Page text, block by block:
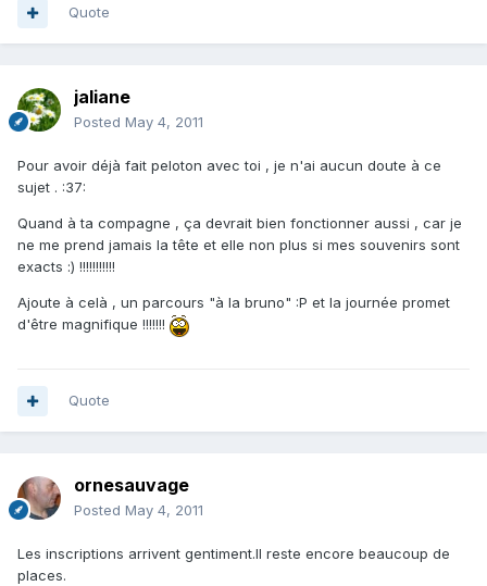
Quote
jaliane
Posted May 4, 2011
Pour avoir déjà fait peloton avec toi , je n'ai aucun doute à ce
sujet . :37:
Quand à ta compagne , ça devrait bien fonctionner aussi , car je
ne me prend jamais la tête et elle non plus si mes souvenirs sont
exacts :) !!!!!!!!!!!
Ajoute à celà , un parcours "à la bruno" :P et la journée promet
d'être magnifique !!!!!!!
Quote
ornesauvage
Posted May 4, 2011
Les inscriptions arrivent gentiment.Il reste encore beaucoup de
places.